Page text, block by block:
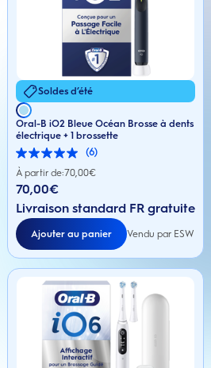
Soldes d’été
Oral-B iO2 Bleue Océan Brosse à dents
électrique + 1 brossette
(6)
5.0
sur
étoiles.
6
avis
À partir de:70,00€
70,00€
Livraison standard FR gratuite
Ajouter au panier Vendu par ESW